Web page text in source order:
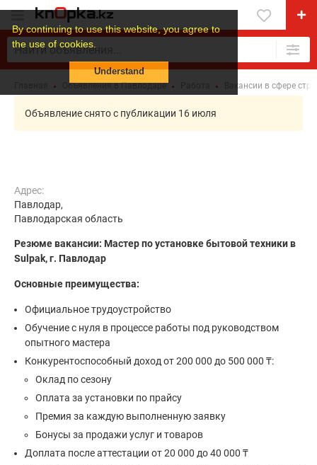
By continuing to use this website, you agree to
the use of cookies.
Understand
Объявления в Павлодаре Вакансии в сфере
Объявление снято с публикации 16 июля
Адрес:
Павлодар,
Павлодарская область
Резюме вакансии: Мастер по установке бытовой техники в
Sulpak, г. Павлодар
Основные преимущества:
Официальное трудоустройство
Обучение с нуля в процессе работы под руководством
опытного мастера
Конкурентоспособный доход от 200 000 до 500 000 ₸:
Оклад по сезону
Оплата за установки по прайсу
Премия за каждую выполненную заявку
Бонусы за продажи услуг и товаров
Доплата после аттестации от 20 000 до 40 000 ₸